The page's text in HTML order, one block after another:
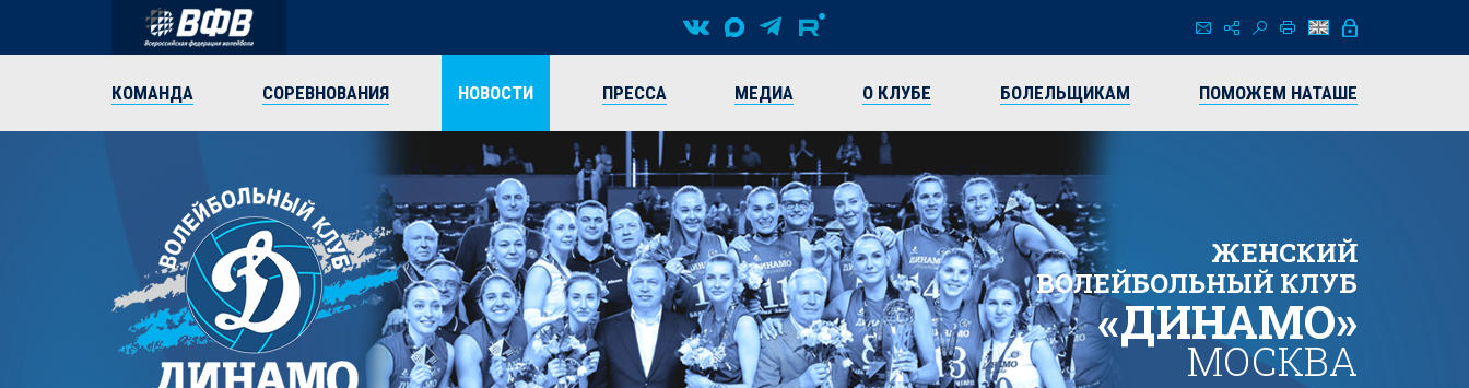
КОМАНДА СОРЕВНОВАНИЯ НОВОСТИ ПРЕССА МЕДИА О КЛУБЕ БОЛЕЛЬЩИКАМ ПОМОЖЕМ НАТАШЕ
ЖЕНСКИЙ
ВОЛЕЙБОЛЬНЫЙ КЛУБ
«ДИНАМО»
МОСКВА